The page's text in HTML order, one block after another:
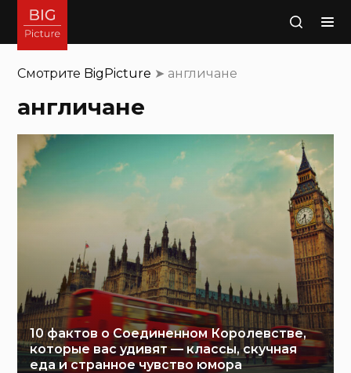
Поиск
Смотрите BigPicture ➤ англичане
англичане
10 фактов о Соединенном Королевстве,
которые вас удивят — классы, скучная
еда и странное чувство юмора